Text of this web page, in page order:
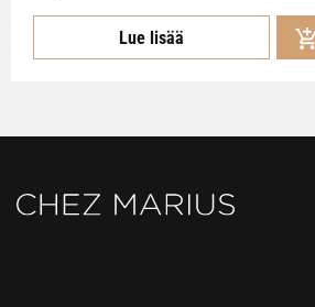
Lue lisää